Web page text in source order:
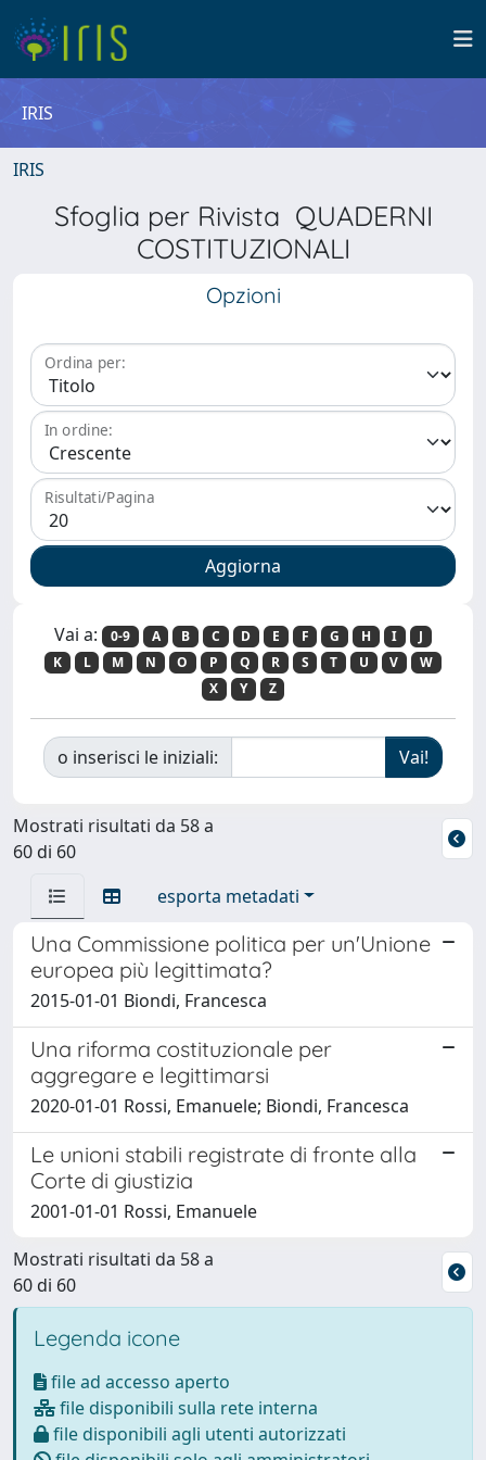
IRIS
IRIS
Sfoglia per Rivista QUADERNI
COSTITUZIONALI
Opzioni
Ordina per:
In ordine:
Risultati/Pagina
Vai a: 0-9 A B C D E F G H I
J
K
L M N O P Q R S T U V
W
X
Y Z
o inserisci le iniziali:
Mostrati risultati da 58 a
60 di 60
esporta metadati
Una Commissione politica per un'Unione
europea più legittimata?
2015-01-01 Biondi, Francesca
Una riforma costituzionale per
aggregare e legittimarsi
2020-01-01 Rossi, Emanuele; Biondi, Francesca
Le unioni stabili registrate di fronte alla
Corte di giustizia
2001-01-01 Rossi, Emanuele
Mostrati risultati da 58 a
60 di 60
Legenda icone
file ad accesso aperto
file disponibili sulla rete interna
file disponibili agli utenti autorizzati